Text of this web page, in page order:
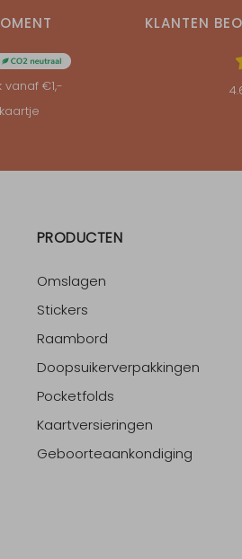
vanaf €1,-
KLANTEN
PRODUCTEN
Omslagen
Stickers
Raambord
Doopsuikerverpakkingen
Pocketfolds
Kaartversieringen
Geboorteaankondiging